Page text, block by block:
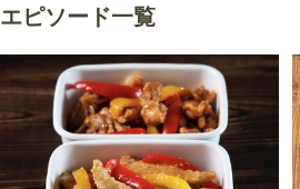
エピソード一覧